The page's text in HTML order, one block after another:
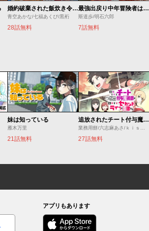
婚約破棄された飯炊き令嬢の私は冷酷公爵と専属契約しました～ですが胃袋を掴んだ結果、冷たかった公爵様がどんどん優しくなっています～
青空あかな/七福あくび/黒裄
28話無料
最強出戻り中年冒険者は、今さら命なんてかけたくない
斯道歩/明石六郎
7話無料
妹は知っている
雁木万里
21話無料
追放されたチート付与魔術師は気ままなセカンドライフを謳歌する。 ～俺は武器だけじゃなく、あらゆるものに『強化ポイント』を付与できるし、俺の意思でいつでも効果を解除できるけど、残った人たち大丈夫？～
27話無料
アプリもあります